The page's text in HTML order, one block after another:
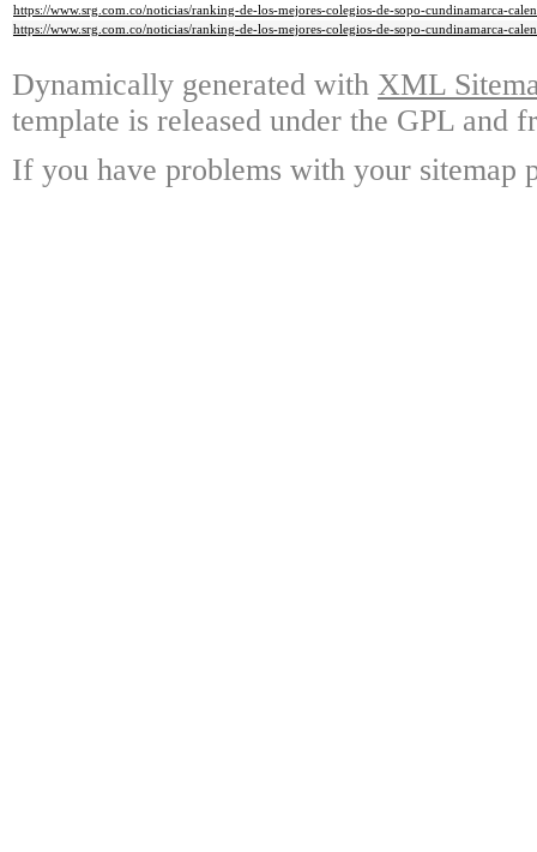
https://www.srg.com.co/noticias/ranking-de-los-mejores-colegios-de-sopo-cundinamarca-
https://www.srg.com.co/noticias/ranking-de-los-mejores-colegios-de-sopo-cundinamarca-
Dynamically generated with XML
template is released under the GPL and
If you have problems with your sitemap